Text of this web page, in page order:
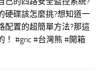
硬碟該怎麼挑?想知道一
配置的超簡單方法?那這
！ #gric #台灣熊 #開箱